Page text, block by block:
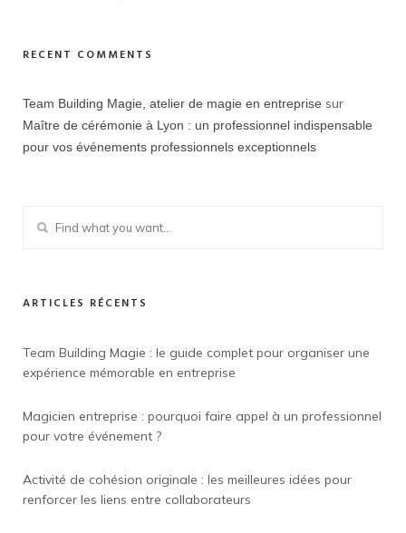
RECENT COMMENTS
Team Building Magie, atelier de magie en entreprise sur
Maître de cérémonie à Lyon : un professionnel indispensable
pour vos événements professionnels exceptionnels
ARTICLES RÉCENTS
Team Building Magie : le guide complet pour organiser une
expérience mémorable en entreprise
Magicien entreprise : pourquoi faire appel à un professionnel
pour votre événement ?
Activité de cohésion originale : les meilleures idées pour
renforcer les liens entre collaborateurs